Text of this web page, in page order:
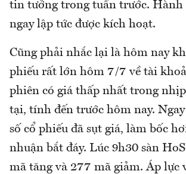
tin tưởng trong tuần trước. Hành
ngay lập tức được kích hoạt.
Cũng phải nhắc lại là hôm nay
phiếu rất lớn hôm 7/7 về tài
phiên có giá thấp nhất trong
tại, tính đến trước hôm nay.
số cổ phiếu đã sụt giá, làm bốc
nhuận bắt đáy. Lúc 9h30 sàn
mã tăng và 277 mã giảm. Áp lực